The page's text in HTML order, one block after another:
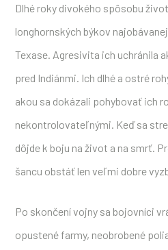
Dlhé roky divokého spôsobu
longhornských býkov
Texase. Agresivita ich uchránila
pred Indiánmi. Ich dlhé a ostré
akou sa dokázali pohybovať ich
nekontrolovateľnými. Keď sa
dôjde k boju na život a na smrť.
šancu obstáť len veľmi dobre
Po skončení vojny sa bojovníci
opustené farmy, neobrobené